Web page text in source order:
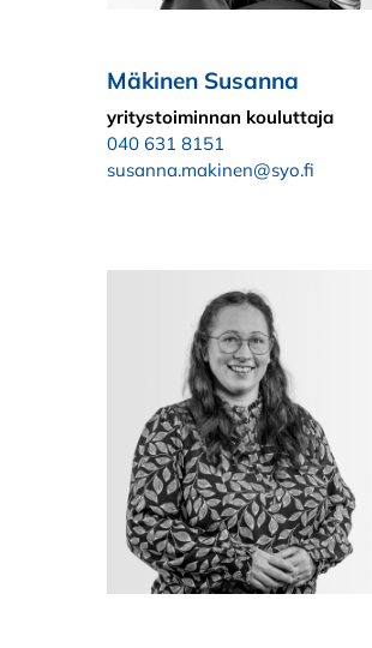
Mäkinen Susanna
yritystoiminnan kouluttaja
040 631 8151
susanna.makinen@syo.fi